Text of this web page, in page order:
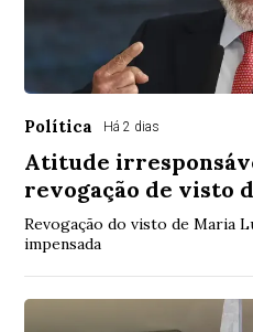
Política Há 2 dias
Atitude
revogação de visto
Revogação do visto de Maria
impensada